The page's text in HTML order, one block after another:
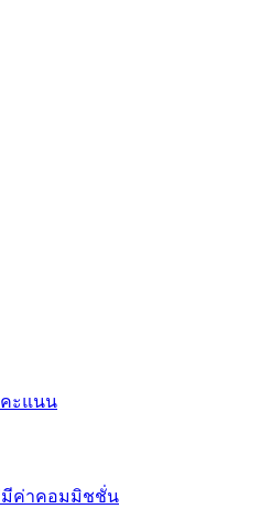
ะแนน
มีค่าคอมมิชชั่น